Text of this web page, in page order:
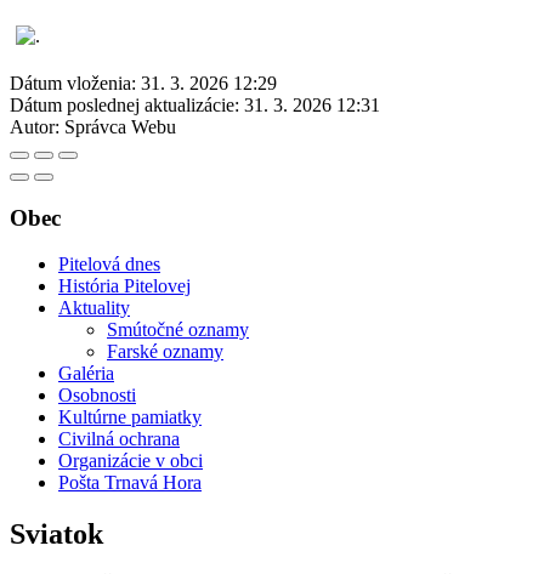
Dátum vloženia: 31. 3. 2026 12:29
Dátum poslednej aktualizácie: 31. 3. 2026 12:31
Autor: Správca Webu
Obec
Pitelová dnes
História Pitelovej
Aktuality
Smútočné oznamy
Farské oznamy
Galéria
Osobnosti
Kultúrne pamiatky
Civilná ochrana
Organizácie v obci
Pošta Trnavá Hora
Sviatok